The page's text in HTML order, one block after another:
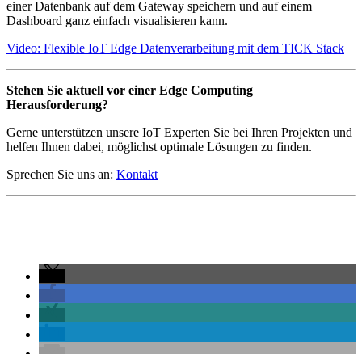
einer Datenbank auf dem Gateway speichern und auf einem
Dashboard ganz einfach visualisieren kann.
Video: Flexible IoT Edge Datenverarbeitung mit dem TICK Stack
Stehen Sie aktuell vor einer Edge Computing
Herausforderung?
Gerne unterstützen unsere IoT Experten Sie bei Ihren Projekten und
helfen Ihnen dabei, möglichst optimale Lösungen zu finden.
Sprechen Sie uns an: Kontakt